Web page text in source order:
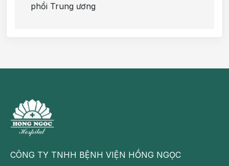
phổi Trung ương
CÔNG TY TNHH BỆNH VIỆN HỒNG NGỌC